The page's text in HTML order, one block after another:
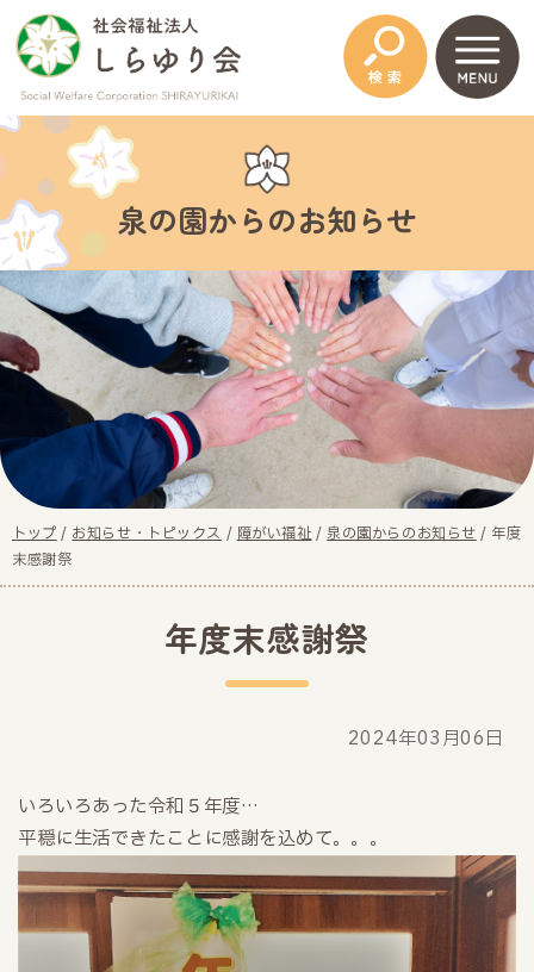
このページの本文へ
泉の園からのお知らせ
現
在
の
トップ / お知らせ・トピックス / 障がい福祉/ 泉の園からのお知らせ / 年度
末感謝祭
年度末感謝祭
2024年03月06日
いろいろあった令和５年度…
平穏に生活できたことに感謝を込めて。。。